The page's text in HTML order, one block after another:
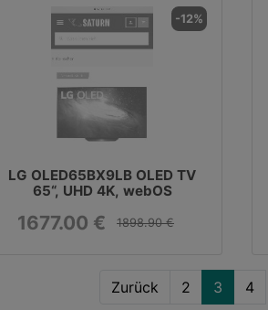
-12%
LG OLED65BX9LB OLED TV
65“, UHD 4K, webOS
1677.00 € 1898.90 €
Zurück 2 3 4